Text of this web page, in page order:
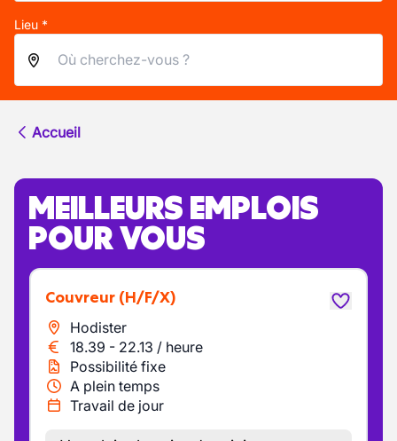
Lieu *
Accueil
MEILLEURS EMPLOIS
POUR VOUS
Couvreur (H/F/X)
Hodister
18.39 - 22.13 / heure
Possibilité fixe
A plein temps
Travail de jour